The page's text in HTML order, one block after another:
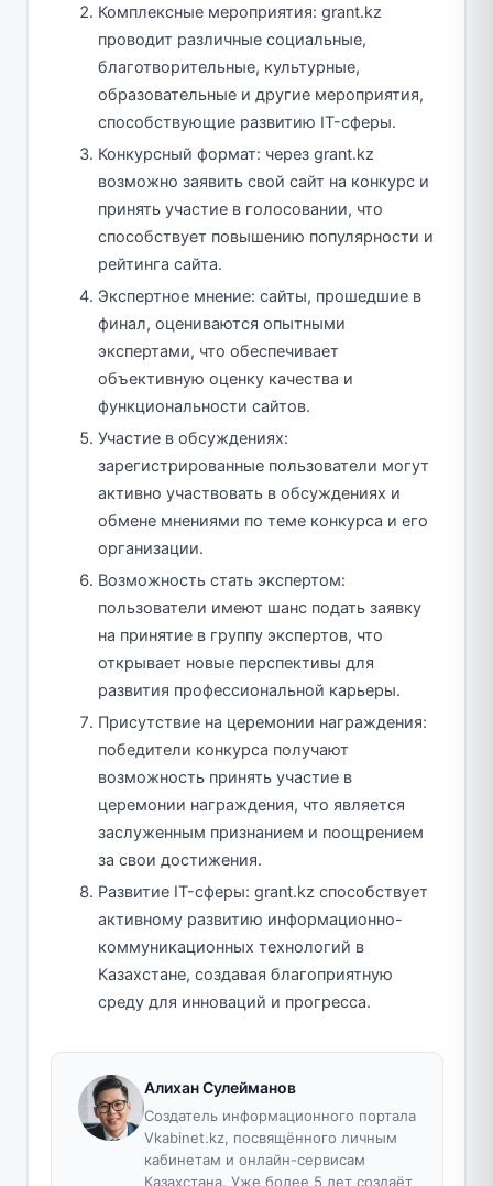
Комплексные мероприятия: grant.kz
проводит различные социальные,
благотворительные, культурные,
образовательные и другие мероприятия,
способствующие развитию IT-сферы.
Конкурсный формат: через grant.kz
возможно заявить свой сайт на конкурс и
принять участие в голосовании, что
способствует повышению популярности и
рейтинга сайта.
Экспертное мнение: сайты, прошедшие в
финал, оцениваются опытными
экспертами, что обеспечивает
объективную оценку качества и
функциональности сайтов.
Участие в обсуждениях:
зарегистрированные пользователи могут
активно участвовать в обсуждениях и
обмене мнениями по теме конкурса и его
организации.
Возможность стать экспертом:
пользователи имеют шанс подать заявку
на принятие в группу экспертов, что
открывает новые перспективы для
развития профессиональной карьеры.
Присутствие на церемонии награждения:
победители конкурса получают
возможность принять участие в
церемонии награждения, что является
заслуженным признанием и поощрением
за свои достижения.
Развитие IT-сферы: grant.kz способствует
активному развитию информационно-
коммуникационных технологий в
Казахстане, создавая благоприятную
среду для инноваций и прогресса.
Алихан Сулейманов
Создатель информационного портала
Vkabinet.kz, посвящённого личным
кабинетам и онлайн-сервисам
Казахстана. Уже более 5 лет создаёт